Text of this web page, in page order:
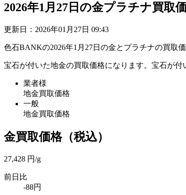
2026年1月27日の金プラチナ買取
更新日： 2026年01月27日 09:43
色石BANKの2026年1月27日の金とプラチナの買取
宝石が付いた地金の買取価格になります。宝石が
業者様
地金買取価格
一般
地金買取価格
金買取価格（税込）
27,428 円/g
前日比
-88円